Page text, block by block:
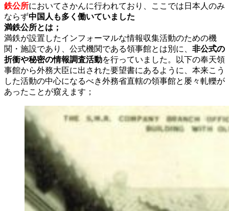
鉄公所においてさかんに行われており、ここでは日本人のみ
ならず中国人も多く働いていました
満鉄公所とは；
満鉄が設置したインフォーマルな情報収集活動のための機
関・施設であり、公式機関である領事館とは別に、 非公式の
折衝や秘密の情報調査活動を行っていました。以下の奉天領
事館から外務大臣に出された要望書にあるように、本来こう
した活動の中心になるべき外務省直轄の領事館と屡々軋轢が
あったことが窺えます；